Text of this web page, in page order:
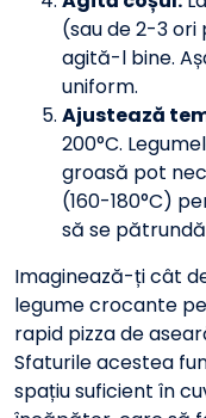
(sau de 2-3
agită-l bine.
uniform.
Ajustează
200°C.
groasă pot
(160-180°C)
să se
Imaginează-ți cât
legume crocante
rapid pizza de
Sfaturile acestea
spațiu suficient în